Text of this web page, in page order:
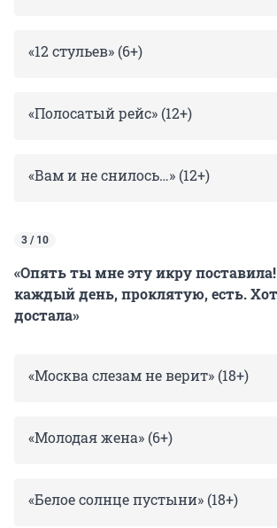
«12 стульев» (6+)
«Полосатый рейс» (12+)
«Вам и не снилось…» (12+)
3 / 10
«Опять ты мне эту икру
каждый день, проклятую, есть.
достала»
«Москва слезам не верит» (18+)
«Молодая жена» (6+)
«Белое солнце пустыни» (18+)